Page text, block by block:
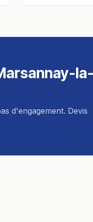
d'engagement. Devis